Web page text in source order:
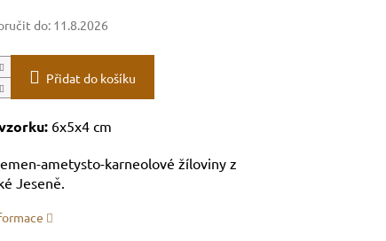
do: 11.8.2026
Přidat do košíku
6x5x4 cm
ametysto-karneolové žíloviny z
Jeseně.